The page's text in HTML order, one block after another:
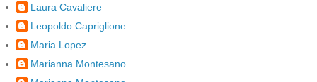
Laura Cavaliere
Leopoldo Capriglione
Maria Lopez
Marianna Montesano